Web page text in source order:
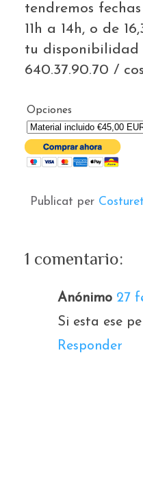
tendremos
11h a 14h, o de
tu disponibilidad
640.37.90.70 /
Opciones
Publicat per
1 comentario:
Anónimo 27
Si esta ese
Responder